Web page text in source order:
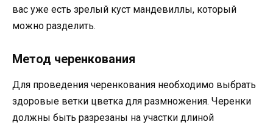
вас уже есть зрелый куст мандевиллы, который
можно разделить.
Метод черенкования
Для проведения черенкования необходимо выбрать
здоровые ветки цветка для размножения. Черенки
должны быть разрезаны на участки длиной